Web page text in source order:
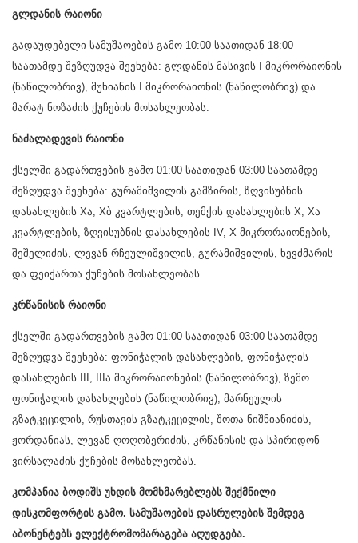
გლდანის რაიონი
გადაუდებელი სამუშაოების გამო 10:00 საათიდან 18:00
საათამდე შეზღუდვა შეეხება: გლდანის მასივის I მიკრორაიონის
(ნაწილობრივ), მუხიანის I მიკრორაიონის (ნაწილობრივ) და
მარატ ნოზაძის ქუჩების მოსახლეობას.
ნაძალადევის რაიონი
ქსელში გადართვების გამო 01:00 საათიდან 03:00 საათამდე
შეზღუდვა შეეხება: გურამიშვილის გამზირის, ზღვისუბნის
დასახლების Xა, Xბ კვარტლების, თემქის დასახლების X, Xა
კვარტლების, ზღვისუბნის დასახლების IV, X მიკრორაიონების,
შეშელიძის, ლევან რჩეულიშვილის, გურამიშვილის, ხევძმარის
და ფეიქართა ქუჩების მოსახლეობას.
კრწანისის რაიონი
ქსელში გადართვების გამო 01:00 საათიდან 03:00 საათამდე
შეზღუდვა შეეხება: ფონიჭალის დასახლების, ფონიჭალის
დასახლების III, IIIა მიკრორაიონების (ნაწილობრივ), ზემო
ფონიჭალის დასახლების (ნაწილობრივ), მარნეულის
გზატკეცილის, რუსთავის გზატკეცილის, შოთა ნიშნიანიძის,
ჟორდანიას, ლევან ღოღობერიძის, კრწანისის და სპირიდონ
ვირსალაძის ქუჩების მოსახლეობას.
კომპანია ბოდიშს უხდის მომხმარებლებს შექმნილი
დისკომფორტის გამო. სამუშაოების დასრულების შემდეგ
აბონენტებს ელექტრომომარაგება აღუდგება.